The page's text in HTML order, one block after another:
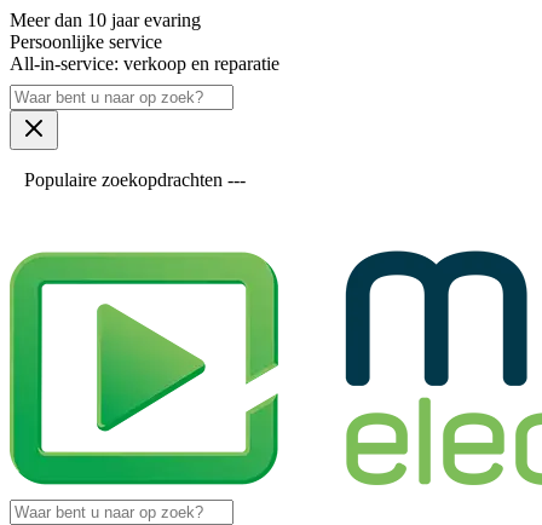
Meer dan 10 jaar evaring
Persoonlijke service
All-in-service: verkoop en reparatie
Populaire zoekopdrachten ---